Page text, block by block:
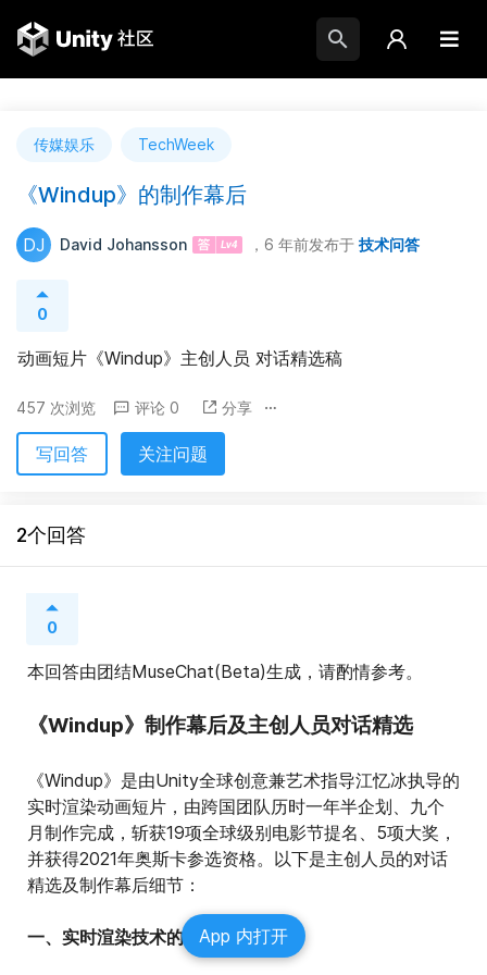
传媒娱乐 TechWeek
《Windup》的制作幕后
DJ David Johansson ，6 年前发布于 技术问答
0
动画短片《Windup》主创人员 对话精选稿
457 次浏览 评论 0 分享
写回答 关注问题
2个回答
0
本回答由团结MuseChat(Beta)生成，请酌情参考。
《Windup》制作幕后及主创人员对话精选
《Windup》是由Unity全球创意兼艺术指导江忆冰执导的
实时渲染动画短片，由跨国团队历时一年半企划、九个
月制作完成，斩获19项全球级别电影节提名、5项大奖，
并获得2021年奥斯卡参选资格。以下是主创人员的对话
精选及制作幕后细节：
一、实时渲染技术的优势与运用
App 内打开